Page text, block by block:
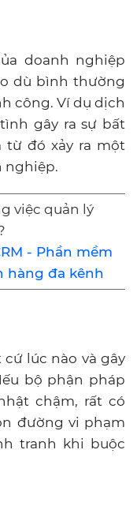
doanh nghiệp
dù bình thường
công. Ví dụ dịch
gây ra sự bất
từ đó xảy ra một
nghiệp.
việc quản lý
- Phần mềm
hàng đa kênh
lúc nào và gây
bộ phận pháp
chậm, rất có
đường vi phạm
tranh khi buộc